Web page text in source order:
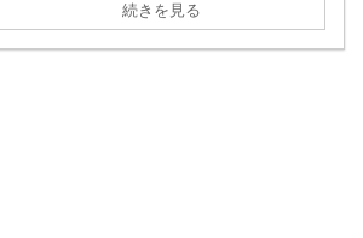
続きを見る